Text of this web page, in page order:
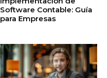
Software Contable: Guía
para Empresas